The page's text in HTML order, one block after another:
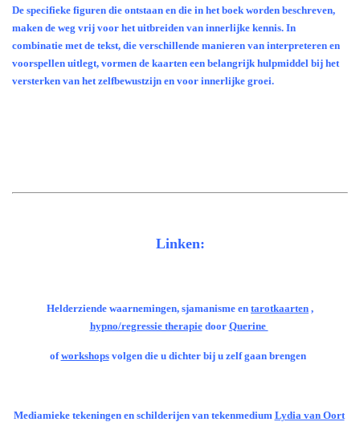
De specifieke figuren die ontstaan en die in het boek worden beschreven,
maken de weg vrij voor het uitbreiden van innerlijke kennis. In
combinatie met de tekst, die verschillende manieren van interpreteren en
voorspellen uitlegt, vormen de kaarten een belangrijk hulpmiddel bij het
versterken van het zelfbewustzijn en voor innerlijke groei.
Linken:
Helderziende waarnemingen, sjamanisme en tarotkaarten ,
hypno/regressie therapiedoor Querine
ofworkshops volgen die u dichter bij u zelf gaan brengen
Mediamieke tekeningen en schilderijen van tekenmedium Lydia van Oort